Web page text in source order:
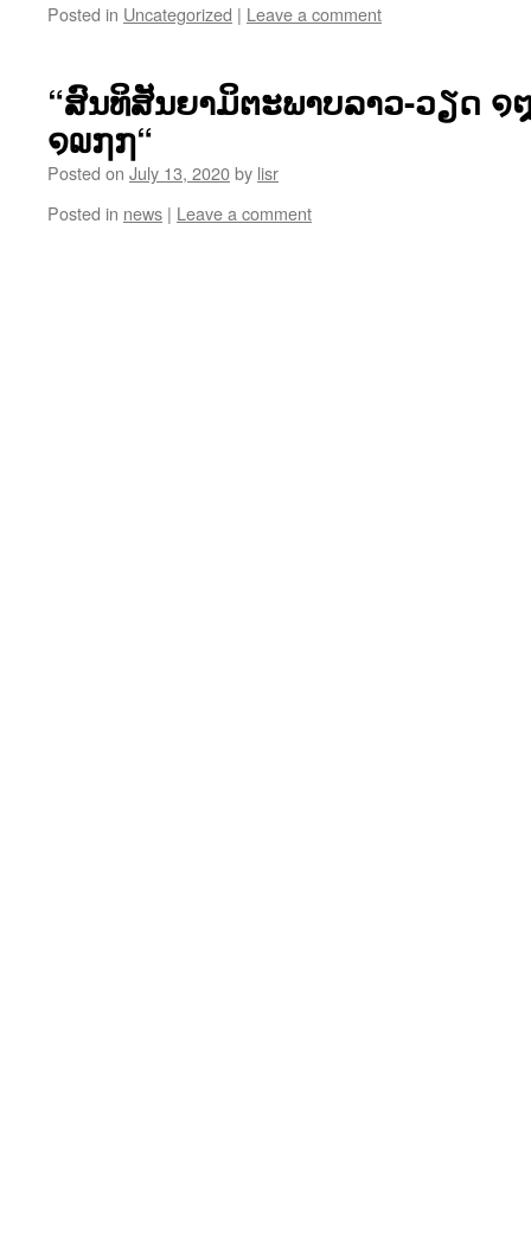
Posted in Uncategorized | Leave a comment
“ສົນທິສັນຍາມິຕະພາບລາວ-ວຽດ ໑
໑໙໗໗“
Posted on July 13, 2020by lisr
Posted in news | Leave a comment